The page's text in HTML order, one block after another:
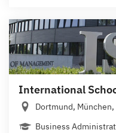
International
Dortmund,
Business